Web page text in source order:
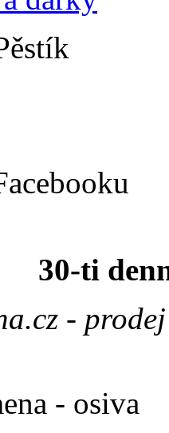
30-ti
-
- osiva